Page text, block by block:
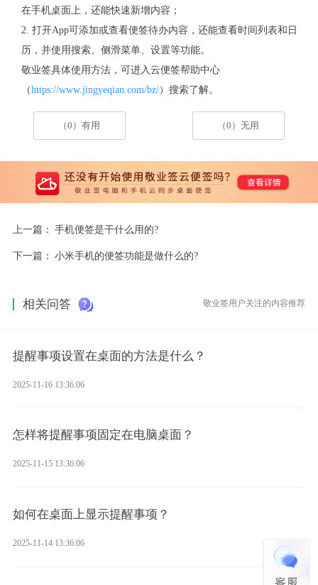
在手机桌面上，还能快速新增内容；
2. 打开App可添加或查看便签待办内容，还能查看时间列表和日
历，并使用搜索、侧滑菜单、设置等功能。
敬业签具体使用方法，可进入云便签帮助中心
（https://www.jingyeqian.com/bz/）搜索了解。
（0）有用 （0）无用
上一篇： 手机便签是干什么用的?
下一篇： 小米手机的便签功能是做什么的?
相关问答 敬业签用户关注的内容推荐
提醒事项设置在桌面的方法是什么？
2025-11-16 13:36:06
怎样将提醒事项固定在电脑桌面？
2025-11-15 13:36:06
如何在桌面上显示提醒事项？
2025-11-14 13:36:06